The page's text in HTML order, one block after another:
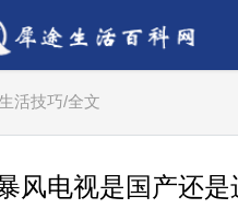
活技巧/全文
风电视是国产还